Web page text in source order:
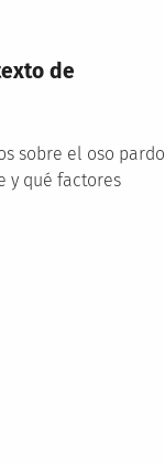
de
sobre el oso pardo
y qué factores